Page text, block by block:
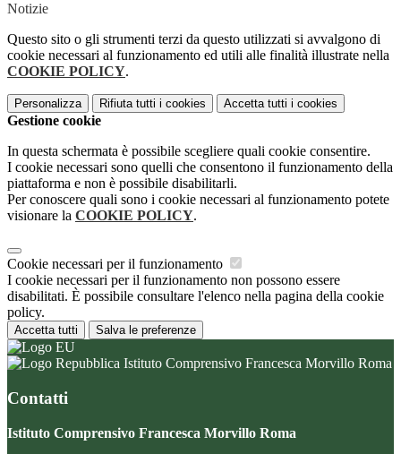
Notizie
Questo sito o gli strumenti terzi da questo utilizzati si avvalgono di
cookie necessari al funzionamento ed utili alle finalità illustrate nella
COOKIE POLICY.
Personalizza Rifiuta tutti i cookies Accetta tutti i cookies
Gestione cookie
In questa schermata è possibile scegliere quali cookie consentire.
I cookie necessari sono quelli che consentono il funzionamento della
piattaforma e non è possibile disabilitarli.
Per conoscere quali sono i cookie necessari al funzionamento potete
visionare la COOKIE POLICY.
Cookie necessari per il funzionamento
I cookie necessari per il funzionamento non possono essere
disabilitati. È possibile consultare l'elenco nella pagina della cookie
policy.
Accetta tutti Salva le preferenze
Istituto Comprensivo Francesca Morvillo Roma
Contatti
Istituto Comprensivo Francesca Morvillo Roma